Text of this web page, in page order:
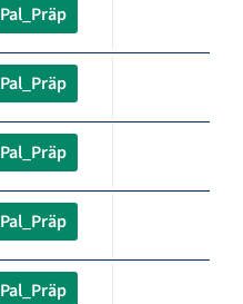
Pal_Präp
Pal_Präp
Pal_Präp
Pal_Präp
Pal_Präp